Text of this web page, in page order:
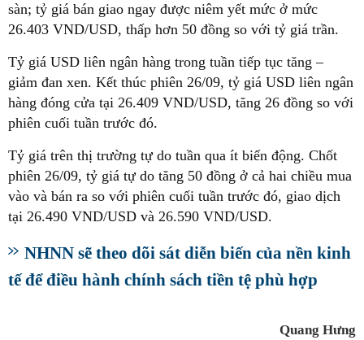
sàn; tỷ giá bán giao ngay được niêm yết mức ở mức
26.403 VND/USD, thấp hơn 50 đồng so với tỷ giá trần.
Tỷ giá USD liên ngân hàng trong tuần tiếp tục tăng –
giảm đan xen. Kết thúc phiên 26/09, tỷ giá USD liên ngân
hàng đóng cửa tại 26.409 VND/USD, tăng 26 đồng so với
phiên cuối tuần trước đó.
Tỷ giá trên thị trường tự do tuần qua ít biến động. Chốt
phiên 26/09, tỷ giá tự do tăng 50 đồng ở cả hai chiều mua
vào và bán ra so với phiên cuối tuần trước đó, giao dịch
tại 26.490 VND/USD và 26.590 VND/USD.
NHNN sẽ theo dõi sát diễn biến của nền kinh
tế để điều hành chính sách tiền tệ phù hợp
Quang Hưng